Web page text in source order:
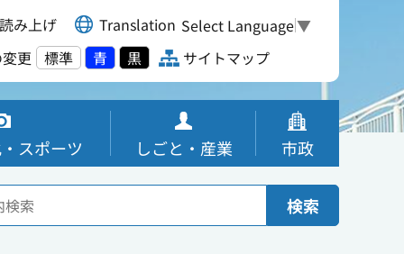
み上げ Translation Select Language▼
更 標準 青 黒 サイトマップ
スポーツ しごと・産業 市政
検索